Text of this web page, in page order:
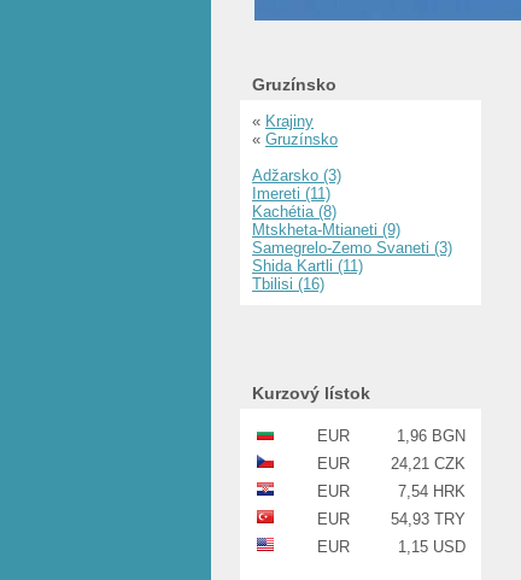
Gruzínsko
« Krajiny
«Gruzínsko
Adžarsko (3)
Imereti (11)
Kachétia (8)
Mtskheta-Mtianeti (9)
Samegrelo-Zemo Svaneti (3)
Shida Kartli (11)
Tbilisi (16)
Kurzový lístok
EUR
1,96 BGN
EUR
24,21 CZK
EUR
7,54 HRK
EUR
54,93 TRY
EUR
1,15 USD